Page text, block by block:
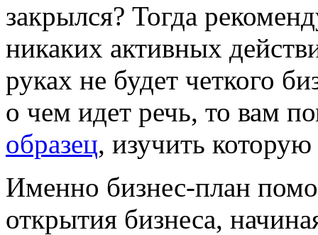
закрылся? Тогда
никаких активных
руках не будет четкого
о чем идет речь, то вам
образец, изучить
Именно бизнес-план
открытия бизнеса,